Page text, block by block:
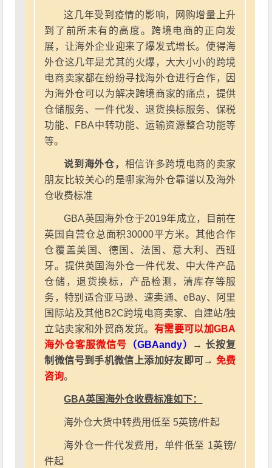
这几年受到疫情的影响，网购增量上升
到了前所未有的高度。跨境电商的正向发
展，让海外企业迎来了爆发式增长。使得海
外仓这几年是尤其的火爆，大大小小的跨境
电商卖家都在纷纷寻找海外仓进行合作，因
为海外仓可以为解决跨境商家的痛点，提供
仓储服务、一件代发、退货换标服务、保税
功能、FBA中转功能、运输资源整合功能等
等。
说到海外仓， 相信许多跨境电商的卖家
朋友比较关心的是哪家海外仓靠谱以及海外
仓收费标准
GBA英国海外仓于2019年成立，目前在
英国自营仓总面积30000平方米。其他合作
仓覆盖美国、德国、法国、意大利、西班
牙。提供英国海外仓一件代发、中大件产品
仓储，退货换标，产品检测，清库存等服
务，特别适合亚马逊、速卖通、eBay、阿里
国际站及其他B2C跨境电商卖家、自建站/独
立站卖家和外贸商发货。 有需要可以加GBA
海外仓客服微信号 （GBAandy）
→ 长按复
制微信号到手机微信上添加好友即可→ 免费
咨询。
GBA英国海外仓收费标准如下：
海外仓大货中转费用低至 5英镑/件起
海外仓一件代发费用，单件低至 1英镑/
件起